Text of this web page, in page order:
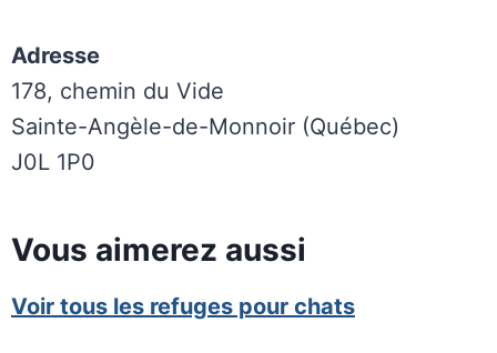
Adresse
178, chemin du Vide
Sainte-Angèle-de-Monnoir (Québec)
J0L 1P0
Vous aimerez aussi
Voir tous les refuges pour chats